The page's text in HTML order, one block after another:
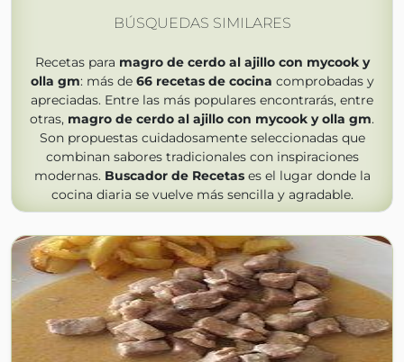
BÚSQUEDAS SIMILARES
Recetas para magro de cerdo al ajillo con mycook y
olla gm: más de 66 recetas de cocina comprobadas y
apreciadas. Entre las más populares encontrarás, entre
otras, magro de cerdo al ajillo con mycook y olla gm.
Son propuestas cuidadosamente seleccionadas que
combinan sabores tradicionales con inspiraciones
modernas. Buscador de Recetases el lugar donde la
cocina diaria se vuelve más sencilla y agradable.